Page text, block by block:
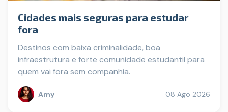
Cidades mais seguras para estudar
fora
Destinos com baixa criminalidade, boa
infraestrutura e forte comunidade estudantil para
quem vai fora sem companhia.
Amy 08 Ago 2026